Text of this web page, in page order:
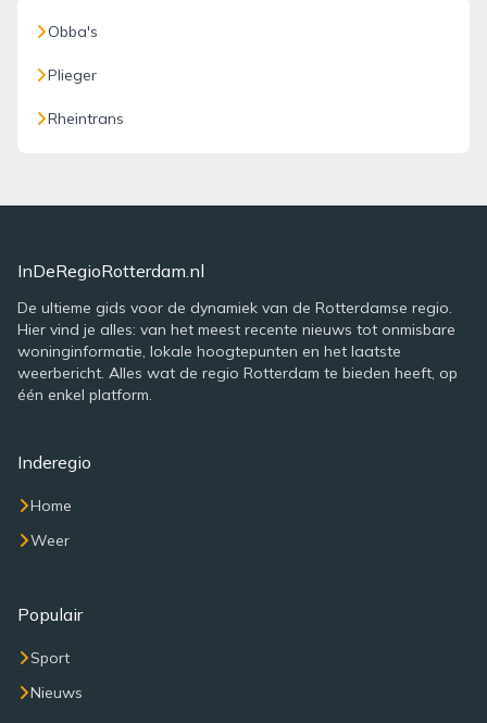
Obba's
Plieger
Rheintrans
InDeRegioRotterdam.nl
De ultieme gids voor de dynamiek van de Rotterdamse regio.
Hier vind je alles: van het meest recente nieuws tot onmisbare
woninginformatie, lokale hoogtepunten en het laatste
weerbericht. Alles wat de regio Rotterdam te bieden heeft, op
één enkel platform.
Inderegio
Home
Weer
Populair
Sport
Nieuws